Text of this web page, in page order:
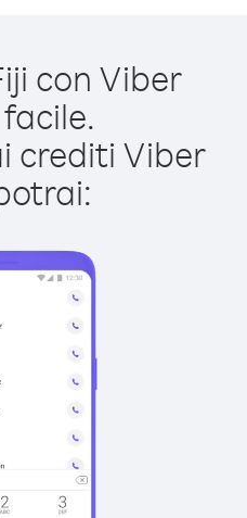
con Viber
crediti Viber